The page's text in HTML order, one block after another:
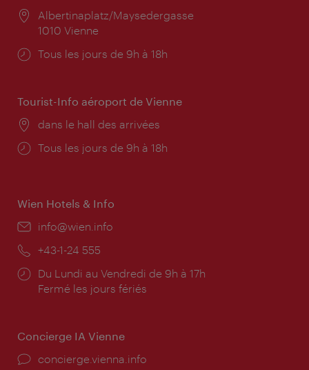
Lieu:
Albertinaplatz/Maysedergasse
1010 Vienne
Horaires
Tous les jours de 9h à 18h
Tourist-Info aéroport de Vienne
Lieu:
dans le hall des arrivées
Horaires
Tous les jours de 9h à 18h
Wien Hotels & Info
E-
info@wien.info
Téléphone:
+43-1-24 555
Horaires
d'ouverture:
Du Lundi au Vendredi de 9h à 17h
Fermé les jours fériés
Concierge IA Vienne
Ort:
concierge.vienna.info